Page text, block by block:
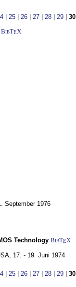
25 26 27 28 29 30
BibTEX
September 1976
Technology BibTEX
17. - 19. Juni 1974
25 26 27 28 29 30